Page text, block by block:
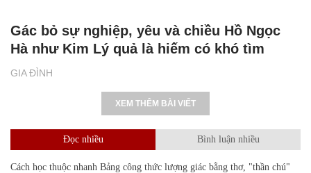
GIA ĐÌNH
Gác bỏ sự nghiệp, yêu và chiều Hồ Ngọc
Hà như Kim Lý quả là hiếm có khó tìm
XEM THÊM BÀI VIẾT
Đọc nhiều Bình luận nhiều
Cách học thuộc nhanh Bảng công thức lượng giác bằng thơ, "thần chú"